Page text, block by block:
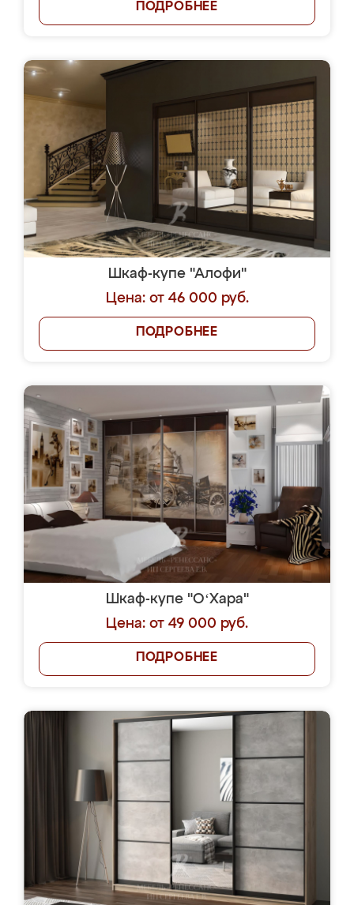
ПОДРОБНЕЕ
Шкаф-купе "Алофи"
Цена: от 46 000 руб.
ПОДРОБНЕЕ
Шкаф-купе "OʻХара"
Цена: от 49 000 руб.
ПОДРОБНЕЕ